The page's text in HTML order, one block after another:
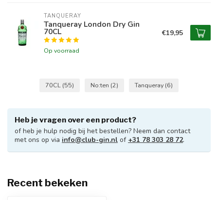
TANQUERAY
Tanqueray London Dry Gin
70CL
Op voorraad
€19,95
70CL (55) No:ten (2) Tanqueray (6)
Heb je vragen over een product?
of heb je hulp nodig bij het bestellen? Neem dan contact
met ons op via info@club-gin.nl of +31 78 303 28 72.
Recent bekeken